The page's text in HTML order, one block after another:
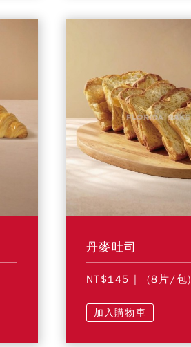
丹麥吐司
NT$145 | (8片/包)
加入購物車